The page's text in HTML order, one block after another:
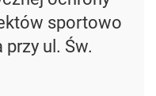
sportowo
ul. Św.